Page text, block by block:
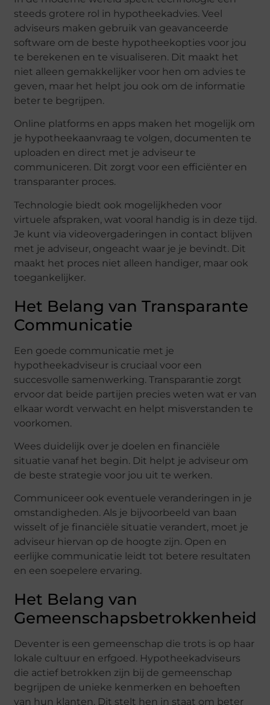
steeds grotere rol in hypotheekadvies. Veel
adviseurs maken gebruik van geavanceerde
software om de beste hypotheekopties voor jou
te berekenen en te visualiseren. Dit maakt het
niet alleen gemakkelijker voor hen om advies te
geven, maar het helpt jou ook om de informatie
beter te begrijpen.
Online platforms en apps maken het mogelijk om
je hypotheekaanvraag te volgen, documenten te
uploaden en direct met je adviseur te
communiceren. Dit zorgt voor een efficiënter en
transparanter proces.
Technologie biedt ook mogelijkheden voor
virtuele afspraken, wat vooral handig is in deze tijd.
Je kunt via videovergaderingen in contact blijven
met je adviseur, ongeacht waar je je bevindt. Dit
maakt het proces niet alleen handiger, maar ook
toegankelijker.
Het Belang van Transparante
Communicatie
Een goede communicatie met je
hypotheekadviseur is cruciaal voor een
succesvolle samenwerking. Transparantie zorgt
ervoor dat beide partijen precies weten wat er van
elkaar wordt verwacht en helpt misverstanden te
voorkomen.
Wees duidelijk over je doelen en financiële
situatie vanaf het begin. Dit helpt je adviseur om
de beste strategie voor jou uit te werken.
Communiceer ook eventuele veranderingen in je
omstandigheden. Als je bijvoorbeeld van baan
wisselt of je financiële situatie verandert, moet je
adviseur hiervan op de hoogte zijn. Open en
eerlijke communicatie leidt tot betere resultaten
en een soepelere ervaring.
Het Belang van
Gemeenschapsbetrokkenheid
Deventer is een gemeenschap die trots is op haar
lokale cultuur en erfgoed. Hypotheekadviseurs
die actief betrokken zijn bij de gemeenschap
begrijpen de unieke kenmerken en behoeften
van hun klanten. Dit stelt hen in staat om beter